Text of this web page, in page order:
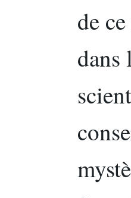
de
dans